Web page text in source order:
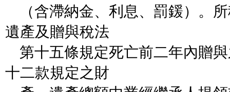
（含滯納金、利息、罰鍰）。
遺產及贈與稅法
第十五條規定死亡前二年內贈
十二款規定之財